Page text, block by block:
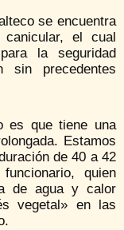
se encuentra
el cual
la seguridad
sin precedentes
es que tiene una
Estamos
de 40 a 42
quien
de agua y calor
vegetal» en las